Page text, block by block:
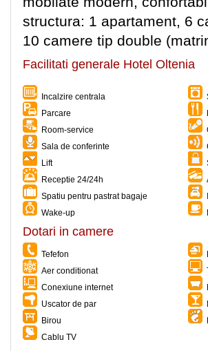
structura: 1 apartament, 6
10 camere tip double
Facilitati generale Hotel Oltenia
Incalzire centrala
Parcare
Room-service
Sala de conferinte
Lift
Receptie 24/24h
Spatiu pentru pastrat bagaje
Wake-up
Dotari in camere
Tefefon
Aer conditionat
Conexiune internet
Uscator de par
Birou
Cablu TV